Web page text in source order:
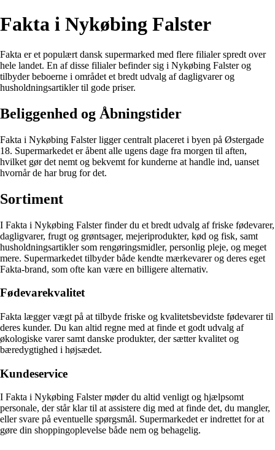
Fakta i Nykøbing Falster
Fakta er et populært dansk supermarked med flere filialer spredt over
hele landet. En af disse filialer befinder sig i Nykøbing Falster og
tilbyder beboerne i området et bredt udvalg af dagligvarer og
husholdningsartikler til gode priser.
Beliggenhed og Åbningstider
Fakta i Nykøbing Falster ligger centralt placeret i byen på Østergade
18. Supermarkedet er åbent alle ugens dage fra morgen til aften,
hvilket gør det nemt og bekvemt for kunderne at handle ind, uanset
hvornår de har brug for det.
Sortiment
I Fakta i Nykøbing Falster finder du et bredt udvalg af friske fødevarer,
dagligvarer, frugt og grøntsager, mejeriprodukter, kød og fisk, samt
husholdningsartikler som rengøringsmidler, personlig pleje, og meget
mere. Supermarkedet tilbyder både kendte mærkevarer og deres eget
Fakta-brand, som ofte kan være en billigere alternativ.
Fødevarekvalitet
Fakta lægger vægt på at tilbyde friske og kvalitetsbevidste fødevarer til
deres kunder. Du kan altid regne med at finde et godt udvalg af
økologiske varer samt danske produkter, der sætter kvalitet og
bæredygtighed i højsædet.
Kundeservice
I Fakta i Nykøbing Falster møder du altid venligt og hjælpsomt
personale, der står klar til at assistere dig med at finde det, du mangler,
eller svare på eventuelle spørgsmål. Supermarkedet er indrettet for at
gøre din shoppingoplevelse både nem og behagelig.